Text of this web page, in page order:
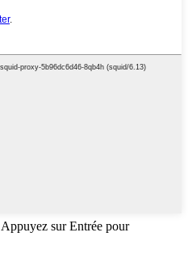
Appuyez sur Entrée pour